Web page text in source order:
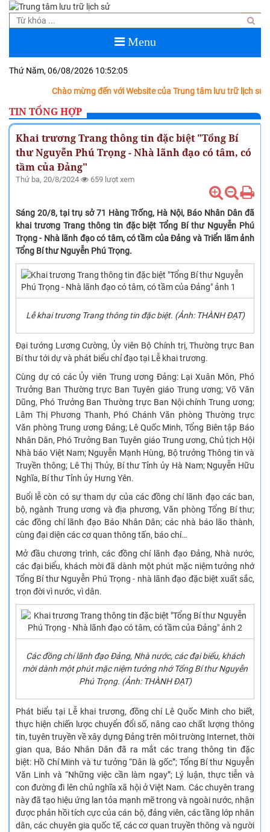
Menu
Thứ Năm, 06/08/2026 10:52:06
Chào mừng đến với Website của Trung tâm lưu trữ lịch sử tỉnh
TIN TỔNG HỢP
Khai trương Trang thông tin đặc biệt "Tổng Bí
thư Nguyễn Phú Trọng - Nhà lãnh đạo có tâm, có
tầm của Đảng"
Thứ ba, 20/8/2024 659 lượt xem
Sáng 20/8, tại trụ sở 71 Hàng Trống, Hà Nội, Báo Nhân Dân đã
khai trương Trang thông tin đặc biệt Tổng Bí thư Nguyễn Phú
Trọng - Nhà lãnh đạo có tâm, có tầm của Đảng và Triển lãm ảnh
Tổng Bí thư Nguyễn Phú Trọng.
Lễ khai trương Trang thông tin đặc biệt. (Ảnh: THÀNH ĐẠT)
Đại tướng Lương Cường, Ủy viên Bộ Chính trị, Thường trực Ban
Bí thư tới dự và phát biểu chỉ đạo tại Lễ khai trương.
Cùng dự có các Ủy viên Trung ương Đảng: Lại Xuân Môn, Phó
Trưởng Ban Thường trực Ban Tuyên giáo Trung ương; Võ Văn
Dũng, Phó Trưởng Ban Thường trực Ban Nội chính Trung ương;
Lâm Thị Phương Thanh, Phó Chánh Văn phòng Thường trực
Văn phòng Trung ương Đảng; Lê Quốc Minh, Tổng Biên tập Báo
Nhân Dân, Phó Trưởng Ban Tuyên giáo Trung ương, Chủ tịch Hội
Nhà báo Việt Nam; Nguyễn Mạnh Hùng, Bộ trưởng Thông tin và
Truyền thông; Lê Thị Thủy, Bí thư Tỉnh ủy Hà Nam; Nguyễn Hữu
Nghĩa, Bí thư Tỉnh ủy Hưng Yên.
Buổi lễ còn có sự tham dự của các đồng chí lãnh đạo các ban,
bộ, ngành Trung ương và địa phương, Văn phòng Tổng Bí thư;
các đồng chí lãnh đạo Báo Nhân Dân; các nhà báo lão thành,
cùng đại diện các cơ quan thông tấn, báo chí…
Mở đầu chương trình, các đồng chí lãnh đạo Đảng, Nhà nước,
các đại biểu, khách mời đã dành một phút mặc niệm tưởng nhớ
Tổng Bí thư Nguyễn Phú Trọng - nhà lãnh đạo đặc biệt xuất sắc,
trọn đời vì nước, vì dân.
Các đồng chí lãnh đạo Đảng, Nhà nước, các đại biểu, khách
mời dành một phút mặc niệm tưởng nhớ Tổng Bí thư Nguyễn
Phú Trọng. (Ảnh: THÀNH ĐẠT)
Phát biểu tại Lễ khai trương, đồng chí Lê Quốc Minh cho biết,
thực hiện chiến lược chuyển đổi số, nâng cao chất lượng thông
tin, tuyên truyền về xây dựng Đảng trên môi trường Internet, thời
gian qua, Báo Nhân Dân đã ra mắt các trang thông tin đặc
biệt: Hồ Chí Minh và tư tưởng “Dân là gốc”; Tổng Bí thư Nguyễn
Văn Linh và “Những việc cần làm ngay”; Lý luận, thực tiễn và
con đường đi lên chủ nghĩa xã hội ở Việt Nam. Các chuyên trang
này đã tạo hiệu ứng lan tỏa mạnh mẽ trong và ngoài nước, nhận
được phản hồi tích cực của cán bộ, đảng viên, các tầng lớp nhân
dân, các chuyên gia quốc tế, các cơ quan truyền thông và người